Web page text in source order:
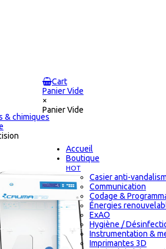
Cart
Panier Vide
×
Panier Vide
Accueil
Boutique
HOT
Casier anti-
Communication
Codage &
Énergies
ExAO
Hygiène /
Instrumentation &
Imprimantes 3D
& chimiques